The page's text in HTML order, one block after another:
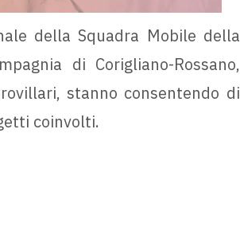
della Squadra Mobile della
di Corigliano-Rossano,
stanno consentendo di
coinvolti.